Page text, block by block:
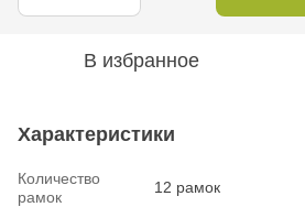
В избранное
Характеристики
Количество
рамок
12 рамок